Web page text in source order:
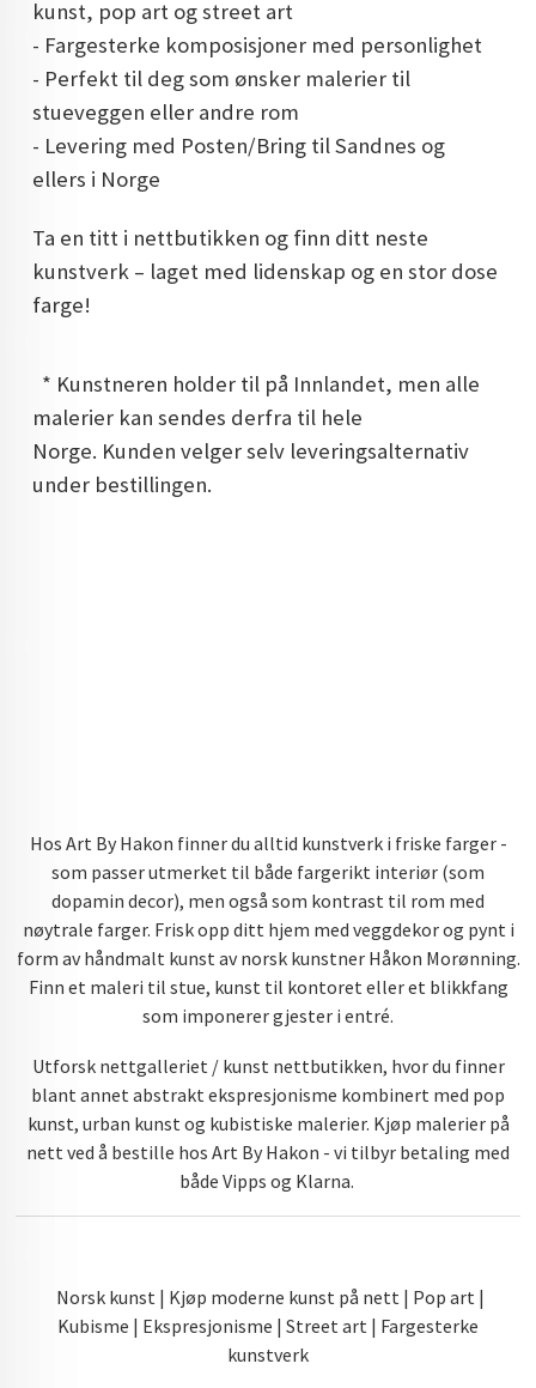
kunst, pop art og street art
- Fargesterke komposisjoner med personlighet
- Perfekt til deg som ønsker malerier til
stueveggen eller andre rom
- Levering med Posten/Bring til Sandnes og
ellers i Norge
Ta en titt i nettbutikken og finn ditt neste
kunstverk – laget med lidenskap og en stor dose
farge!
* Kunstneren holder til på Innlandet, men alle
malerier kan sendes derfra til hele
Norge. Kunden velger selv leveringsalternativ
under bestillingen.
Hos Art By Hakon finner du alltid kunstverk i friske farger -
som passer utmerket til både fargerikt interiør (som
dopamin decor), men også som kontrast til rom med
nøytrale farger. Frisk opp ditt hjem med veggdekor og pynt i
form av håndmalt kunst av norsk kunstner Håkon Morønning.
Finn et maleri til stue, kunst til kontoret eller et blikkfang
som imponerer gjester i entré.
Utforsk nettgalleriet / kunst nettbutikken, hvor du finner
blant annet abstrakt ekspresjonisme kombinert med pop
kunst, urban kunst og kubistiske malerier. Kjøp malerier på
nett ved å bestille hos Art By Hakon - vi tilbyr betaling med
både Vipps og Klarna.
Norsk kunst | Kjøp moderne kunst på nett | Pop art |
Kubisme | Ekspresjonisme | Street art | Fargesterke
kunstverk